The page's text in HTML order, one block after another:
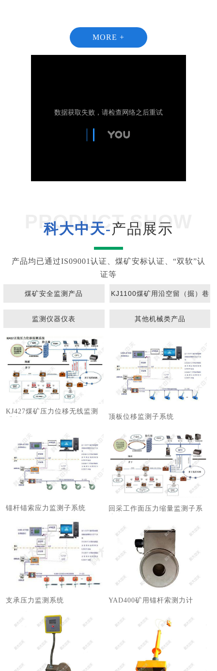
1 2
MORE +
PRODUCT SHOW
科大中天-产品展示
产品均已通过IS09001认证、煤矿安标认证、“双软”认
证等
煤矿安全监测产品 KJ1100煤矿用沿空留（掘）巷
监测仪器仪表
其他机械类产品
KJ427煤矿压力位移无线监测
顶板位移监测子系统
锚杆锚索应力监测子系统
回采工作面压力缩量监测子系
支承压力监测系统 YAD400矿用锚杆索测力计